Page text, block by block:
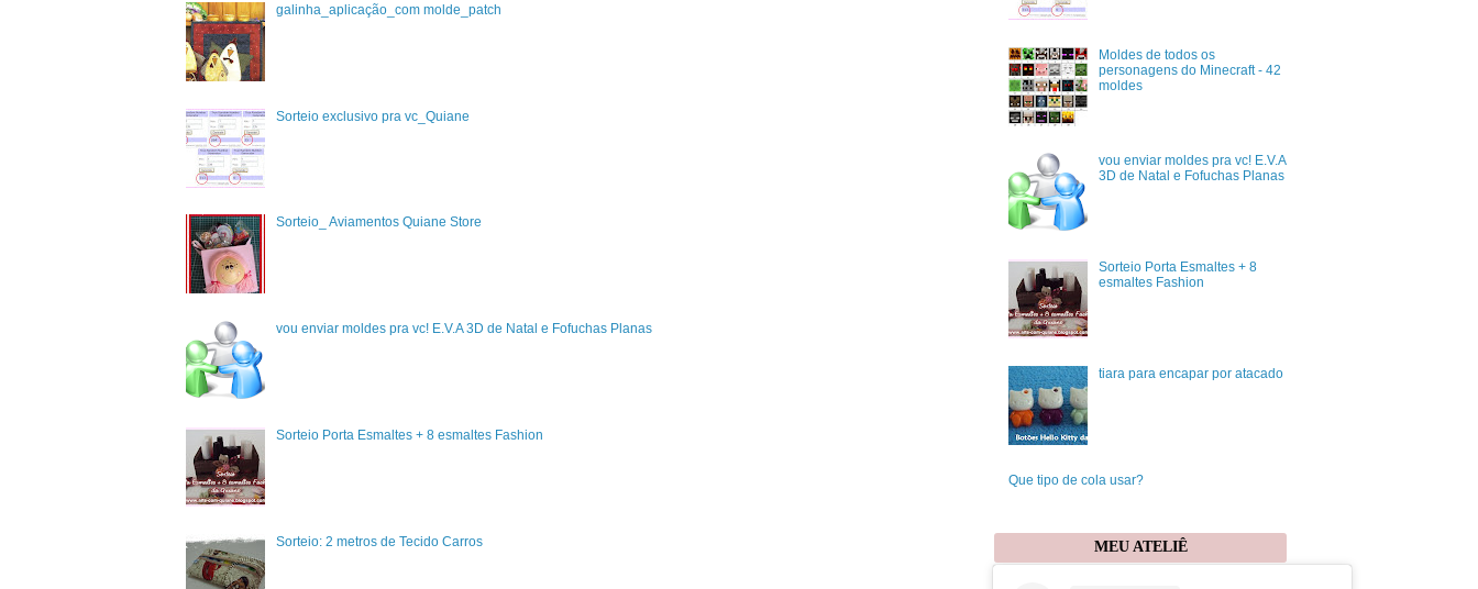
galinha_aplicação_com molde_patch
Sorteio exclusivo pra vc_Quiane
Sorteio_ Aviamentos Quiane Store
vou enviar moldes pra vc! E.V.A 3D de Natal e Fofuchas Planas
Sorteio Porta Esmaltes + 8 esmaltes Fashion
Sorteio: 2 metros de Tecido Carros
Moldes de todos os
personagens do Minecraft - 42
moldes
vou enviar moldes pra vc! E.V.A
3D de Natal e Fofuchas Planas
Sorteio Porta Esmaltes + 8
esmaltes Fashion
tiara para encapar por atacado
Que tipo de cola usar?
MEU ATELIÊ